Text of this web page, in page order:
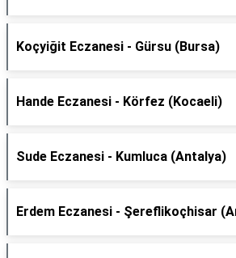
Koçyiğit Eczanesi - Gürsu (Bursa)
Hande Eczanesi - Körfez (Kocaeli)
Sude Eczanesi - Kumluca (Antalya)
Erdem Eczanesi - Şereflikoçhisar